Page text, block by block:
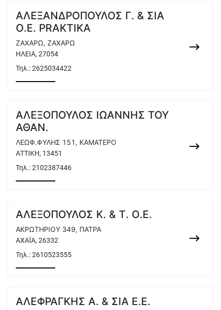
ΑΛΕΞΑΝΔΡΟΠΟΥΛΟΣ Γ. & ΣΙΑ
Ο.Ε. PRAKTIKA
ΖΑΧΑΡΩ, ΖΑΧΑΡΩ
ΗΛΕΙΑ, 27054
Τηλ.:2625034422
ΑΛΕΞΟΠΟΥΛΟΣ ΙΩΑΝΝΗΣ ΤΟΥ
ΑΘΑΝ.
ΛΕΩΦ.ΦΥΛΗΣ 151, ΚΑΜΑΤΕΡΟ
ΑΤΤΙΚΗ, 13451
Τηλ.:2102387446
ΑΛΕΞΟΠΟΥΛΟΣ Κ. & Τ. Ο.Ε.
ΑΚΡΩΤΗΡΙΟΥ 349, ΠΑΤΡΑ
ΑΧΑΪΑ, 26332
Τηλ.:2610523555
ΑΛΕΦΡΑΓΚΗΣ Α. & ΣΙΑ Ε.Ε.